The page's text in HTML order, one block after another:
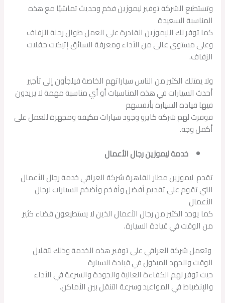
وتستطيع الشركة توفير ليموزين فخم وحديث تماشيًا مع هذه
المناسبة السعيدة
كما توفر لك الليموزين القادرة على العمل طوال رحلة الزفاف
وعلى مستوى عالى من الأداء ومعرفة السائق إتيكيت حفلات
الزفاف.
ولا يمتلك الكثير من الناس سياراتهم الخاصة فيلجأون إلى تأجير
أحدث السيارات في هذه المناسبات أو أي مناسبة مهمة لا يريدون
فيها قيادة السيارة بأنفسهم
فوفرت لهم شركة كايرو وجود سيارات مكيفة ومجهزة للعمل على
أكمل وجه.
خدمة ليموزين رجال الأعمال
تقدم ليموزين مطار القاهرة شركة العراقي خدمة رجال الأعمال
التي تقوم على تقديم أفضل وأفخم وأضخم السيارات لرجال
الأعمال
كما يوجد الكثير من رجال الأعمال الذين لا يستطيعون قضاء كثير
من الوقت في قيادة السيارة.
وتعمل شركة العراقي على توفير هذه الخدمة وذلك لتقليل
الوقت والجهد المبذول في قيادة السيارة
حيث توفر لهم الكفاءة العالية والجودة والسرعة في الأداء
والإنضباط في المواعيد وسرعة التنقل بين الأماكن.